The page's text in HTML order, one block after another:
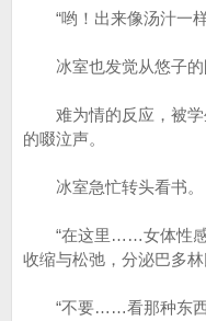
“哟！出来像汤汁一样
冰室也发觉从悠子的
难为情的反应，被学
的啜泣声。
冰室急忙转头看书。
“在这里……女体性感
收缩与松弛，分泌巴多
“不要……看那种东